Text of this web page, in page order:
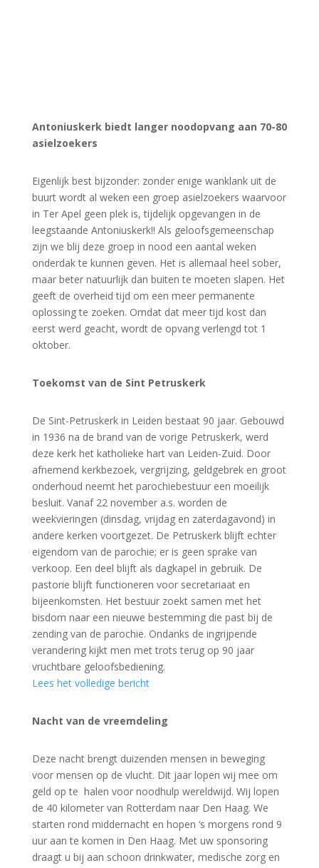
Antoniuskerk biedt langer noodopvang aan 70-80
asielzoekers
Eigenlijk best bijzonder: zonder enige wanklank uit de
buurt wordt al weken een groep asielzoekers waarvoor
in Ter Apel geen plek is, tijdelijk opgevangen in de
leegstaande Antoniuskerk!! Als geloofsgemeenschap
zijn we blij deze groep in nood een aantal weken
onderdak te kunnen geven. Het is allemaal heel sober,
maar beter natuurlijk dan buiten te moeten slapen. Het
geeft de overheid tijd om een meer permanente
oplossing te zoeken. Omdat dat meer tijd kost dan
eerst werd geacht, wordt de opvang verlengd tot 1
oktober.
Toekomst van de Sint Petruskerk
De Sint-Petruskerk in Leiden bestaat 90 jaar. Gebouwd
in 1936 na de brand van de vorige Petruskerk, werd
deze kerk het katholieke hart van Leiden-Zuid. Door
afnemend kerkbezoek, vergrijzing, geldgebrek en groot
onderhoud neemt het parochiebestuur een moeilijk
besluit. Vanaf 22 november a.s. worden de
weekvieringen (dinsdag, vrijdag en zaterdagavond) in
andere kerken voortgezet. De Petruskerk blijft echter
eigendom van de parochie; er is geen sprake van
verkoop. Een deel blijft als dagkapel in gebruik. De
pastorie blijft functioneren voor secretariaat en
bijeenkomsten. Het bestuur zoekt samen met het
bisdom naar een nieuwe bestemming die past bij de
zending van de parochie. Ondanks de ingrijpende
verandering kijkt men met trots terug op 90 jaar
vruchtbare geloofsbediening.
Lees het volledige bericht
Nacht van de vreemdeling
Deze nacht brengt duizenden mensen in beweging
voor mensen op de vlucht. Dit jaar lopen wij mee om
geld op te halen voor noodhulp wereldwijd. Wij lopen
de 40 kilometer van Rotterdam naar Den Haag. We
starten rond middernacht en hopen ‘s morgens rond 9
uur aan te komen in Den Haag. Met uw sponsoring
draagt u bij aan schoon drinkwater, medische zorg en